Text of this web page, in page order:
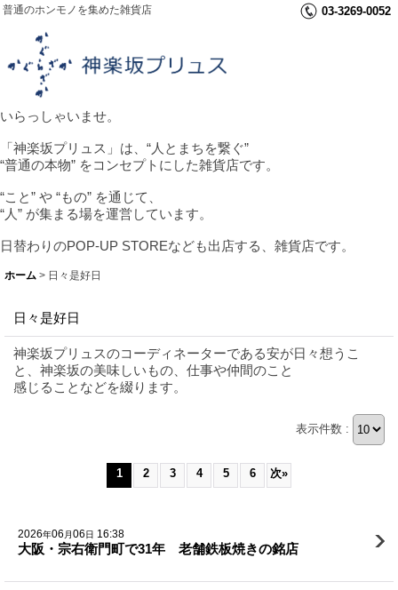
普通のホンモノを集めた雑貨店 03-3269-0052
いらっしゃいませ。
「神楽坂プリュス」は、“人とまちを繋ぐ”
“普通の本物” をコンセプトにした雑貨店です。
“こと” や “もの” を通じて、
“人” が集まる場を運営しています。
日替わりのPOP-UP STOREなども出店する、雑貨店です。
ホーム > 日々是好日
日々是好日
神楽坂プリュスのコーディネーターである安が日々想うこ
と、神楽坂の美味しいもの、仕事や仲間のこと
感じることなどを綴ります。
表示件数 :
1 2 3 4 5 6 次»
2026年06 月06日 16:38
大阪・宗右衛門町で31年 老舗鉄板焼きの銘店